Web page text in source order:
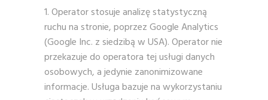
Operator stosuje analizę statystyczną
ruchu na stronie, poprzez Google Analytics
(Google Inc. z siedzibą w USA). Operator nie
przekazuje do operatora tej usługi danych
osobowych, a jedynie zanonimizowane
informacje. Usługa bazuje na wykorzystaniu